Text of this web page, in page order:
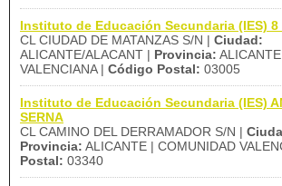
Instituto de Educación Secundaria (IES) 8
CL CIUDAD DE MATANZAS S/N | Ciudad:
ALICANTE/ALACANT | Provincia:
VALENCIANA | Código Postal: 03005
Instituto de Educación Secundaria (IES)
SERNA
CL CAMINO DEL DERRAMADOR S/N |
Provincia: ALICANTE | COMUNIDAD
Postal: 03340